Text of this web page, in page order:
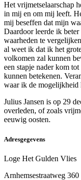
Het vrijmetselaarschap
in mij en om mij leeft.
mij beseffen dat mijn
Daardoor leerde ik
waarheden te
al weet ik dat ik het
volkomen zal kunnen
een stapje nader kom
kunnen betekenen.
waar ik de mogelijkheid
Julius Jansen is op 29
overleden, of zoals
eeuwig oosten.
Adresgegevens
Loge Het Gulden Vlies
Arnhemsestraatweg 360